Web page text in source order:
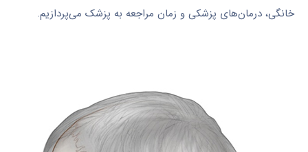
خانگی، درمان‌های پزشکی و زمان مراجعه به پزشک می‌پردازیم.